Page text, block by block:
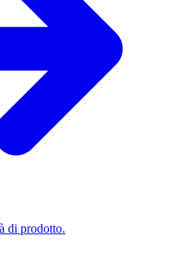
di prodotto.